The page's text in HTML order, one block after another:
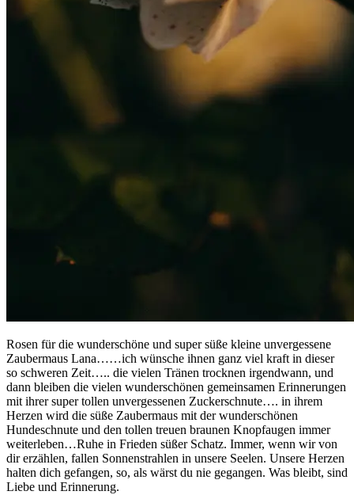
Rosen für die wunderschöne und super süße kleine unvergessene
Zaubermaus Lana……ich wünsche ihnen ganz viel kraft in dieser
so schweren Zeit….. die vielen Tränen trocknen irgendwann, und
dann bleiben die vielen wunderschönen gemeinsamen Erinnerungen
mit ihrer super tollen unvergessenen Zuckerschnute…. in ihrem
Herzen wird die süße Zaubermaus mit der wunderschönen
Hundeschnute und den tollen treuen braunen Knopfaugen immer
weiterleben…Ruhe in Frieden süßer Schatz. Immer, wenn wir von
dir erzählen, fallen Sonnenstrahlen in unsere Seelen. Unsere Herzen
halten dich gefangen, so, als wärst du nie gegangen. Was bleibt, sind
Liebe und Erinnerung.